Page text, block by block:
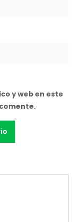
y web en este